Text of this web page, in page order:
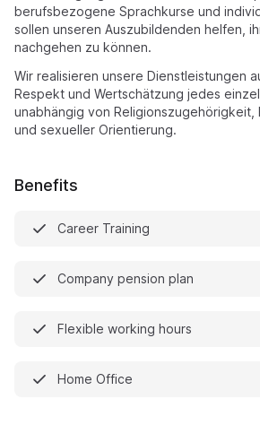
berufsbezogene Sprachkurse und
sollen unseren Auszubildenden helfen,
nachgehen zu können.
Wir realisieren unsere Dienstleistungen
Respekt und Wertschätzung jedes
unabhängig von
und sexueller Orientierung.
Benefits
Career Training
Company pension plan
Flexible working hours
Home Office